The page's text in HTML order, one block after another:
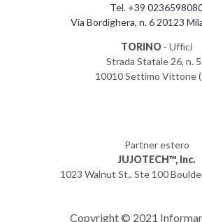
Tel. +39
Via Bordighera, n. 6 20123
TORINO - Uffici
Strada Statale 26, n.
10010 Settimo Vittone
Partner estero
JUJOTECH™, Inc.
1023 Walnut St., Ste 100
Copyright © 2021